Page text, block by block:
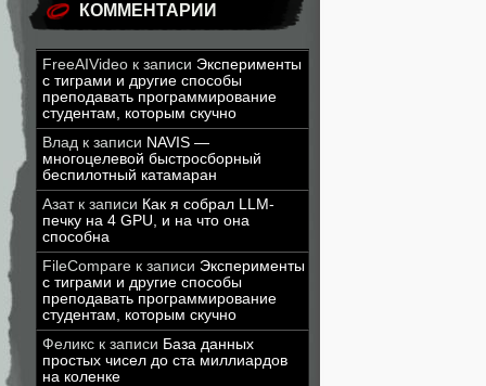
КОММЕНТАРИИ
FreeAIVideo к записи Эксперименты
с тиграми и другие способы
преподавать программирование
студентам, которым скучно
Влад к записи NAVIS —
многоцелевой быстросборный
беспилотный катамаран
Азатк записи Как я собрал LLM-
печку на 4 GPU, и на что она
способна
FileCompare к записи Эксперименты
с тиграми и другие способы
преподавать программирование
студентам, которым скучно
Феликс к записи База данных
простых чисел до ста миллиардов
на коленке